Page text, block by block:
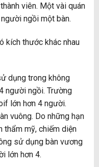
viên. Một vài quán
ngồi một bàn.
kích thước khác nhau
dụng trong không
người ngồi. Trường
lớn hơn 4 người.
vuông. Do những hạn
thẩm mỹ, chiếm diện
sử dụng bàn vương
lớn hơn 4.